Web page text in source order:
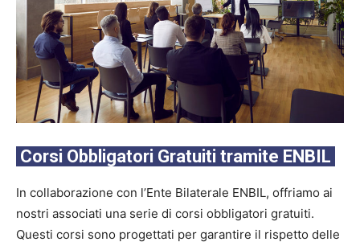
Corsi Obbligatori Gratuiti tramite ENBIL
In collaborazione con l’Ente Bilaterale ENBIL, offriamo ai
nostri associati una serie di corsi obbligatori gratuiti.
Questi corsi sono progettati per garantire il rispetto delle